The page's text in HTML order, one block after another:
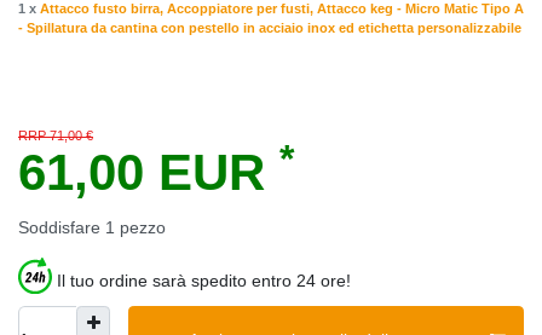
1 x Attacco fusto birra, Accoppiatore per fusti, Attacco keg - Micro Matic Tipo A
- Spillatura da cantina con pestello in acciaio inox ed etichetta personalizzabile
RRP 71,00 €
61,00 EUR *
Soddisfare 1 pezzo
Il tuo ordine sarà spedito entro 24 ore!